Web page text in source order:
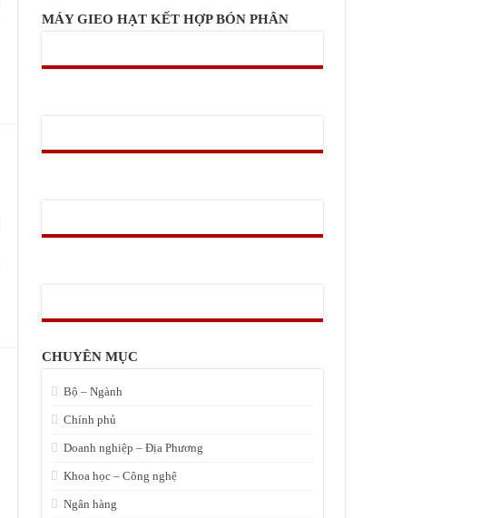
MÁY GIEO HẠT KẾT HỢP BÓN PHÂN
CHUYÊN MỤC
Bộ – Ngành
Chính phủ
Doanh nghiệp – Địa Phương
Khoa học – Công nghệ
Ngân hàng